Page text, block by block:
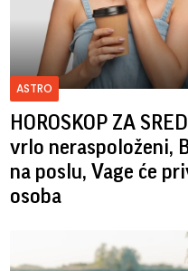
ASTRO
HOROSKOP ZA
vrlo neraspoloženi,
na poslu, Vage će
osoba